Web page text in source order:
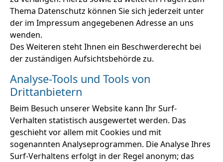
Thema Datenschutz können Sie sich jederzeit unter
der im Impressum angegebenen Adresse an uns
wenden.
Des Weiteren steht Ihnen ein Beschwerderecht bei
der zuständigen Aufsichtsbehörde zu.
Analyse-Tools und Tools von
Drittanbietern
Beim Besuch unserer Website kann Ihr Surf-
Verhalten statistisch ausgewertet werden. Das
geschieht vor allem mit Cookies und mit
sogenannten Analyseprogrammen. Die Analyse Ihres
Surf-Verhaltens erfolgt in der Regel anonym; das